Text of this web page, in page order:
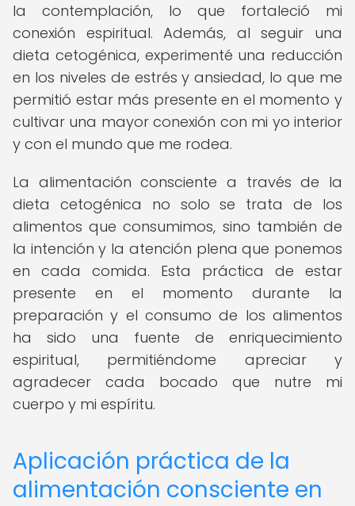
la contemplación, lo que fortaleció mi
conexión espiritual. Además, al seguir una
dieta cetogénica, experimenté una reducción
en los niveles de estrés y ansiedad, lo que me
permitió estar más presente en el momento y
cultivar una mayor conexión con mi yo interior
y con el mundo que me rodea.
La alimentación consciente a través de la
dieta cetogénica no solo se trata de los
alimentos que consumimos, sino también de
la intención y la atención plena que ponemos
en cada comida. Esta práctica de estar
presente en el momento durante la
preparación y el consumo de los alimentos
ha sido una fuente de enriquecimiento
espiritual, permitiéndome apreciar y
agradecer cada bocado que nutre mi
cuerpo y mi espíritu.
Aplicación práctica de la
alimentación consciente en